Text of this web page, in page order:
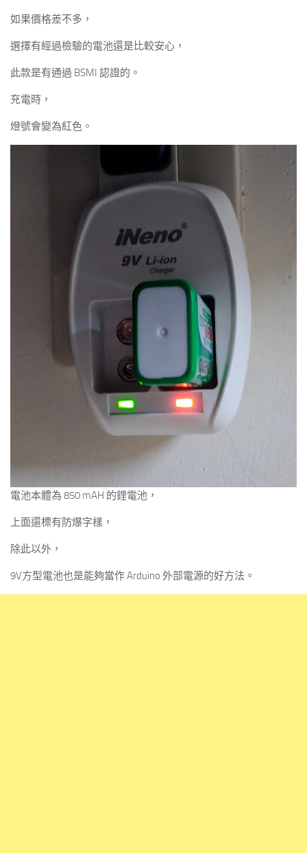
如果價格差不多，
選擇有經過檢驗的電池還是比較安心，
此款是有通過 BSMI 認證的。
充電時，
燈號會變為紅色。
電池本體為 850 mAH 的鋰電池，
上面還標有防爆字樣，
除此以外，
9V方型電池也是能夠當作 Arduino 外部電源的好方法。